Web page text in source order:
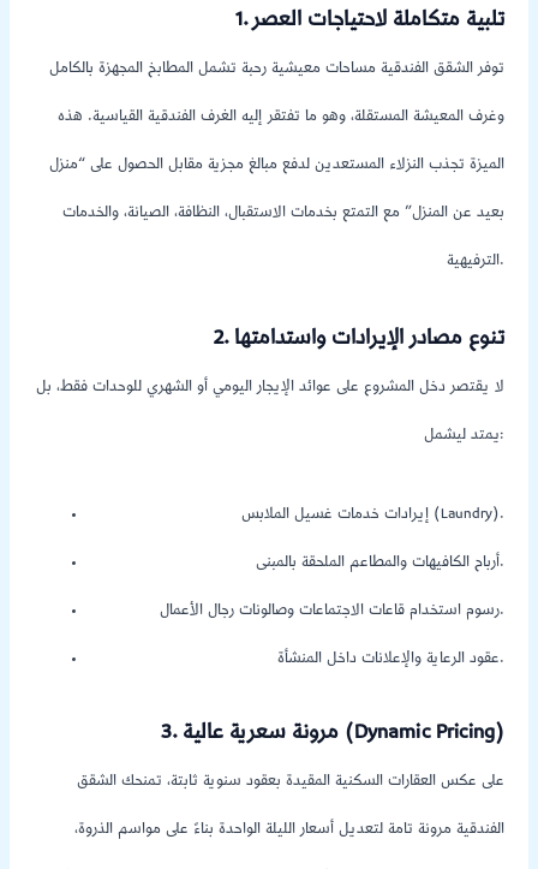
1. تلبية متكاملة لاحتياجات العصر
توفر الشقق الفندقية مساحات معيشية رحبة تشمل المطابخ المجهزة بالكامل
وغرف المعيشة المستقلة، وهو ما تفتقر إليه الغرف الفندقية القياسية. هذه
الميزة تجذب النزلاء المستعدين لدفع مبالغ مجزية مقابل الحصول على “منزل
بعيد عن المنزل” مع التمتع بخدمات الاستقبال، النظافة، الصيانة، والخدمات
الترفيهية.
2. تنوع مصادر الإيرادات واستدامتها
لا يقتصر دخل المشروع على عوائد الإيجار اليومي أو الشهري للوحدات فقط، بل
يمتد ليشمل:
إيرادات خدمات غسيل الملابس (Laundry).
أرباح الكافيهات والمطاعم الملحقة بالمبنى.
رسوم استخدام قاعات الاجتماعات وصالونات رجال الأعمال.
عقود الرعاية والإعلانات داخل المنشأة.
3. مرونة سعرية عالية (Dynamic Pricing)
على عكس العقارات السكنية المقيدة بعقود سنوية ثابتة، تمنحك الشقق
الفندقية مرونة تامة لتعديل أسعار الليلة الواحدة بناءً على مواسم الذروة،